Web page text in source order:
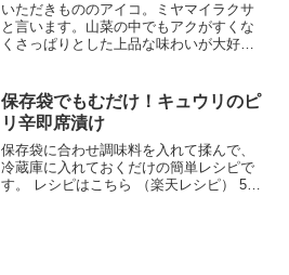
いただきもののアイコ。ミヤマイラクサ
と言います。山菜の中でもアクがすくな
くさっぱりとした上品な味わいが大好き
みんなのレビュー
保存袋でもむだけ！キュウリのピ
リ辛即席漬け
保存袋に合わせ調味料を入れて揉んで、
冷蔵庫に入れておくだけの簡単レシピで
す。 レシピはこちら （楽天レシピ） 5分